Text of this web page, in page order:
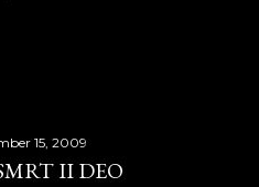
15, 2009
II DEO